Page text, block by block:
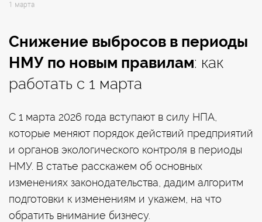
1 марта
Снижение выбросов в периоды
НМУ по новым правилам: как
работать с 1 марта
С 1 марта 2026 года вступают в силу НПА,
которые меняют порядок действий предприятий
и органов экологического контроля в периоды
НМУ. В статье расскажем об основных
изменениях законодательства, дадим алгоритм
подготовки к изменениям и укажем, на что
обратить внимание бизнесу.